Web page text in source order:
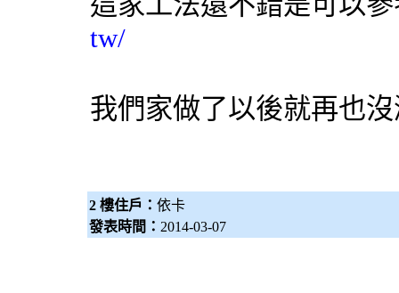
tw/
我們家做了以後就再也
2 樓住戶： 依卡
發表時間： 2014-03-07